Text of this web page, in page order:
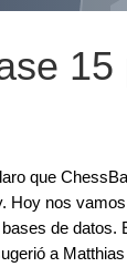
que
Hoy nos
de
a